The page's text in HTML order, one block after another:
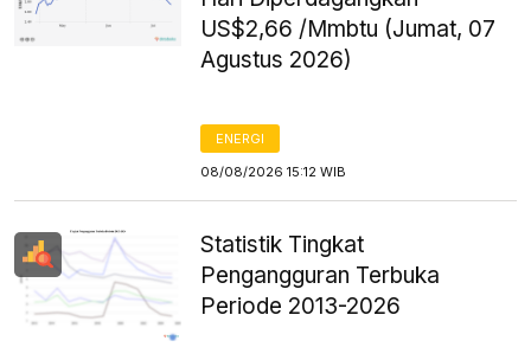
US$2,66 /Mmbtu (Jumat, 07
Agustus 2026)
ENERGI
08/08/2026 15:12 WIB
Statistik Tingkat
Pengangguran Terbuka
Periode 2013-2026